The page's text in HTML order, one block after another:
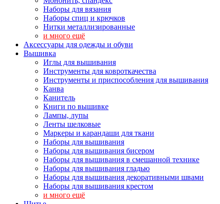
Наборы для вязания
Наборы спиц и крючков
Нитки металлизированные
и много ещё
Аксессуары для одежды и обуви
Вышивка
Иглы для вышивания
Инструменты для ковроткачества
Инструменты и приспособления для вышивания
Канва
Канитель
Книги по вышивке
Лампы, лупы
Ленты шелковые
Маркеры и карандаши для ткани
Наборы для вышивания
Наборы для вышивания бисером
Наборы для вышивания в смешанной технике
Наборы для вышивания гладью
Наборы для вышивания декоративными швами
Наборы для вышивания крестом
и много ещё